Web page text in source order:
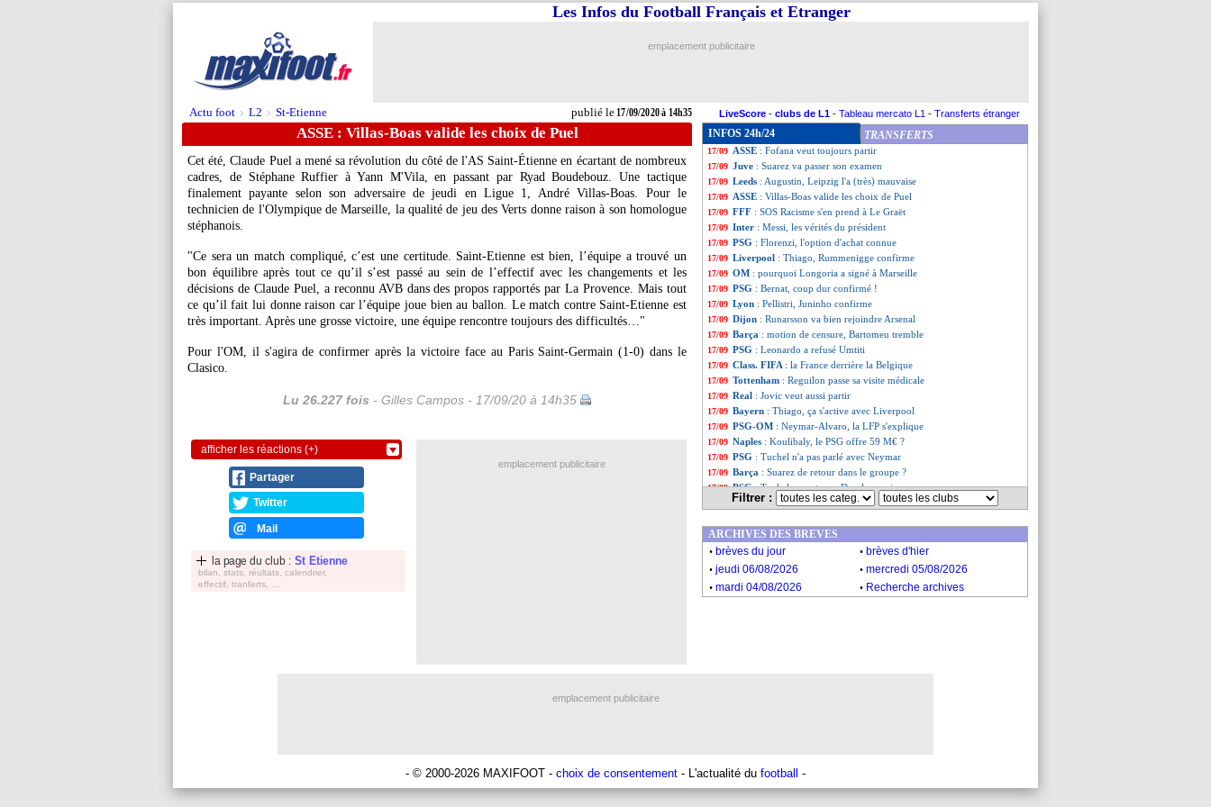
Actu foot > L2 > St-Etienne publié le17/09/2020 à 14h35
Les Infos du Football Français et Etranger
emplacement publicitaire
LiveScore - clubs de L1 - Tableau mercato L1 - Transferts étranger
ASSE : Villas-Boas valide les choix de Puel
Cet été, Claude Puel a mené sa révolution du côté de l'AS Saint-Étienne en écartant de nombreux
cadres, de Stéphane Ruffier à Yann M'Vila, en passant par Ryad Boudebouz. Une tactique
finalement payante selon son adversaire de jeudi en Ligue 1, André Villas-Boas. Pour le
technicien de l'Olympique de Marseille, la qualité de jeu des Verts donne raison à son homologue
stéphanois.
"Ce sera un match compliqué, c’est une certitude. Saint-Etienne est bien, l’équipe a trouvé un
bon équilibre après tout ce qu’il s’est passé au sein de l’effectif avec les changements et les
décisions de Claude Puel, a reconnu AVB dans des propos rapportés par La Provence. Mais tout
ce qu’il fait lui donne raison car l’équipe joue bien au ballon. Le match contre Saint-Etienne est
très important. Après une grosse victoire, une équipe rencontre toujours des difficultés…"
Pour l'OM, il s'agira de confirmer après la victoire face au Paris Saint-Germain (1-0) dans le
Clasico.
Lu 26.227 fois - Gilles Campos - 17/09/20 à 14h35
afficher les réactions (+)
Partager
Twitter
Mail
la page du club : St Etienne
bilan, stats, réultats, calendrier,
effectif, tranferts, ...
INFOS 24h/24 TRANSFERTS
17/09 L1: jauge et distanciation, Cazarre ironise
17/09 Bayern
17/09 LdC: l'OM dans le troisième chapeau si...
17/09 VIDEO: Suarez se trouve bien en Italie !
17/09 ASSE : Fofana veut toujours partir
17/09 Juve : Suarez va passer son examen
17/09 Leeds : Augustin, Leipzig l'a (très) mauvaise
17/09 ASSE : Villas-Boas valide les choix de Puel
17/09 FFF : SOS Racisme s'en prend à Le Graët
17/09 Inter : Messi, les vérités du président
17/09 PSG : Florenzi, l'option d'achat connue
17/09 Liverpool : Thiago, Rummenigge confirme
17/09 OM : pourquoi Longoria a signé à Marseille
17/09 PSG : Bernat, coup dur confirmé !
17/09 Lyon : Pellistri, Juninho confirme
17/09 Dijon : Runarsson va bien rejoindre Arsenal
17/09 Barça : motion de censure, Bartomeu tremble
17/09 PSG : Leonardo a refusé Umtiti
17/09 Class. FIFA : la France derrière la Belgique
17/09 Tottenham : Reguilon passe sa visite médicale
17/09 Real : Jovic veut aussi partir
17/09 Bayern : Thiago, ça s'active avec Liverpool
17/09 PSG-OM : Neymar-Alvaro, la LFP s'explique
17/09 Naples : Koulibaly, le PSG offre 59 M€ ?
17/09 PSG : Tuchel n'a pas parlé avec Neymar
17/09 Barça : Suarez de retour dans le groupe ?
17/09 PSG: Tuchel compte sur Draxler, mais...
Tottenham: le retour de Bale quasiment bouclé
17/09 PHOTOS: l'hommage à Sébastien Desiage
17/09 LdC: l'Etoile Rouge sort aussi
17/09 VIDEO: Di Maria a fini épuisé !
... Liste des brèves du mar. 15 septembre 2020
Filtrer :
emplacement publicitaire
ARCHIVES DES BREVES
. brèves du jour . brèves d'hier
. jeudi 06/08/2026 . mercredi 05/08/2026
. mardi 04/08/2026 . Recherche archives
emplacement publicitaire
- © 2000-2026 MAXIFOOT - choix de consentement - L'actualité du football -